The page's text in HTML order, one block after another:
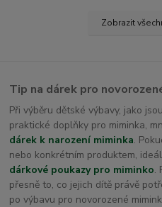
Zobrazit
Tip na dárek pro
Při výběru dětské výbavy, jako
praktické doplňky pro miminka,
dárek k narození miminka.
nebo konkrétním produktem,
dárkové poukazy pro miminko.
přesně to, co jejich dítě právě
po výbavu pro novorozené